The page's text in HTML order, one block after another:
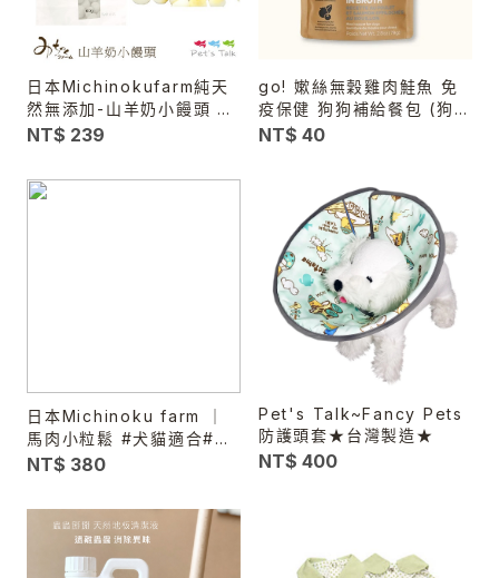
日本Michinokufarm純天
然無添加-山羊奶小饅頭 訓
練塞食都適合!
NT$ 239
go! 嫰絲無穀雞肉鮭魚 免
疫保健 狗狗補給餐包 (狗罐
頭|副食罐)
NT$ 40
日本Michinoku farm ｜
馬肉小粒鬆 #犬貓適合#幼
犬老犬
NT$ 380
Pet's Talk~Fancy Pets
防護頭套★台灣製造★
NT$ 400